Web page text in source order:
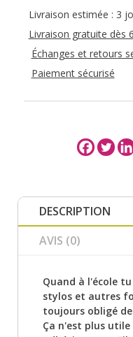
Livraison estimée : 3
Livraison gratuite dès
Échanges et retours
Paiement sécurisé
DESCRIPTION
AVIS (0)
Quand à l'école
stylos et autres
toujours obligé
Ça n'est plus